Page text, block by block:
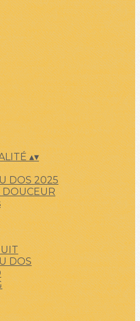
▴▾
DOS 2025
DOUCEUR
DOS